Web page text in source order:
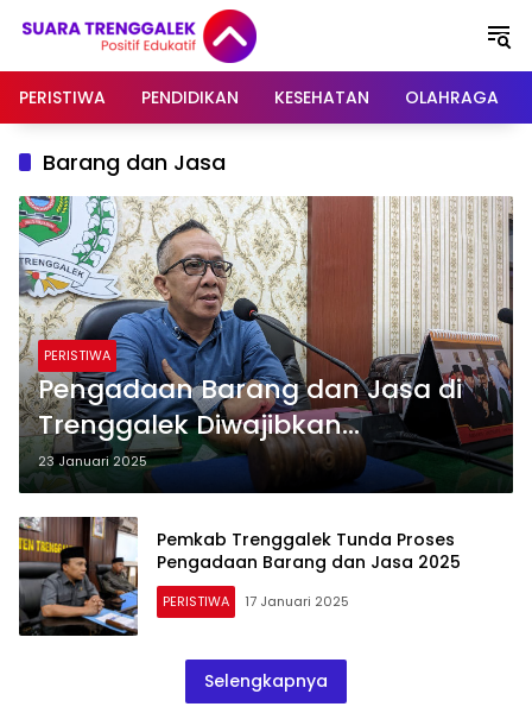
PERISTIWA
PENDIDIKAN KESEHATAN OLAHRAGA
Barang dan Jasa
PERISTIWA
Pengadaan Barang dan Jasa di
Trenggalek Diwajibkan
Menggunakan E-Katalog
23 Januari 2025
Pemkab Trenggalek Tunda Proses
Pengadaan Barang dan Jasa 2025
PERISTIWA 17 Januari 2025
Selengkapnya